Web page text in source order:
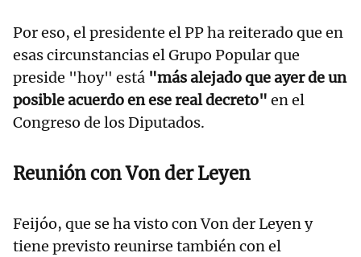
Por eso, el presidente el PP ha reiterado que en
esas circunstancias el Grupo Popular que
preside "hoy" está "más alejado que ayer de un
posible acuerdo en ese real decreto" en el
Congreso de los Diputados.
Reunión con Von der Leyen
Feijóo, que se ha visto con Von der Leyen y
tiene previsto reunirse también con el